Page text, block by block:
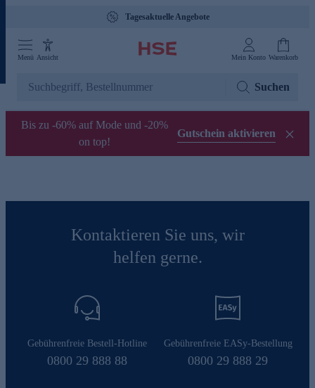
Tagesaktuelle Angebote
Menü Ansicht Mein Konto Warenkorb
Suchen
Bis zu -60% auf Mode und -20%
on top!
Gutschein aktivieren
Kontaktieren Sie uns, wir
helfen gerne.
Gebührenfreie Bestell-Hotline
0800 29 888 88
Gebührenfreie EASy-Bestellung
0800 29 888 29